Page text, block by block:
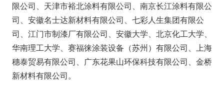
限公司、天津市裕北涂料有限公司、南京长江涂料有限公
司、安徽名士达新材料有限公司、七彩人生集团有限公
司、江门市制漆厂有限公司、安徽大学、北京化工大学、
华南理工大学、赛福徕涂装设备（苏州）有限公司、上海
穗泰贸易有限公司、广东花果山环保科技有限公司、金桥
新材料有限公司。